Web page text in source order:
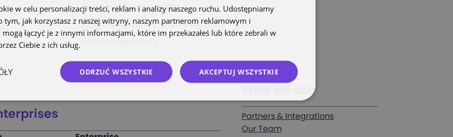
Cross-border shipments
Last mile customer service support
Who we are
Partners & Integrations
Our Team
w celu personalizacji treści, reklam i analizy naszego ruchu. Udostępniamy
tym, jak korzystasz z naszej witryny, naszym partnerom reklamowym i
łączyć je z innymi informacjami, które im przekazałeś lub które zebrali w
Ciebie z ich usług.
AKCEPTUJ WSZYSTKIE
ODRZUĆ WSZYSTKIE